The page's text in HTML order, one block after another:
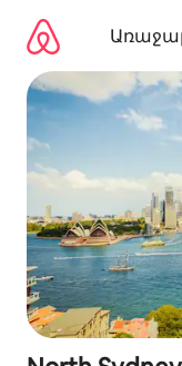
բովանդակությանը